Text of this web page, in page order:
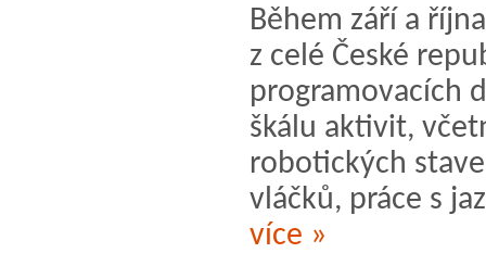
Během září a
z celé České
programovacích
škálu aktivit,
robotických
vláčků, práce s
více »